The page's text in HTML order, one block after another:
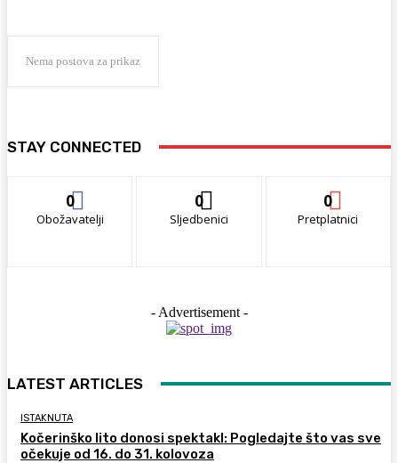
Nema postova za prikaz
STAY CONNECTED
0
Obožavatelji
0
Sljedbenici
0
Pretplatnici
- Advertisement -
LATEST ARTICLES
ISTAKNUTA
Kočerinško lito donosi spektakl: Pogledajte što vas sve
očekuje od 16. do 31. kolovoza